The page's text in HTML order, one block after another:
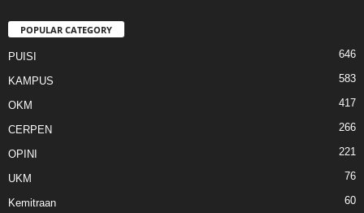
POPULAR CATEGORY
PUISI 646
KAMPUS 583
OKM 417
CERPEN 266
OPINI 221
UKM 76
Kemitraan 60